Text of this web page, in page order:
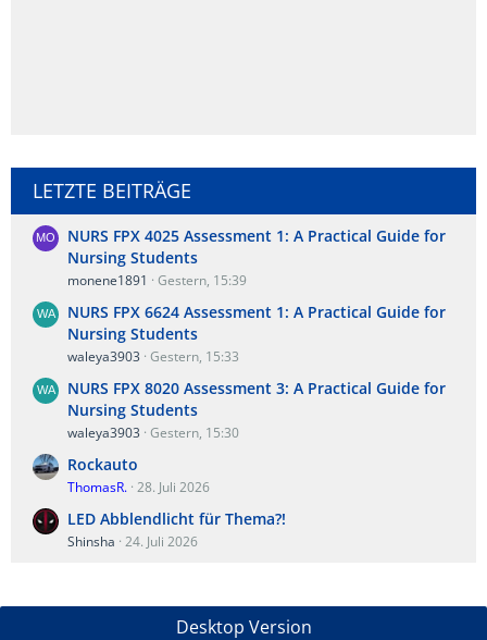
LETZTE BEITRÄGE
NURS FPX 4025 Assessment 1: A Practical Guide for
Nursing Students
monene1891 Gestern, 15:39
NURS FPX 6624 Assessment 1: A Practical Guide for
Nursing Students
waleya3903 Gestern, 15:33
NURS FPX 8020 Assessment 3: A Practical Guide for
Nursing Students
waleya3903 Gestern, 15:30
Rockauto
ThomasR. 28. Juli 2026
LED Abblendlicht für Thema?!
Shinsha 24. Juli 2026
Desktop Version